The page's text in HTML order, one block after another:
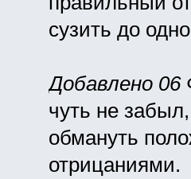
сузить до
Добавлено 06
чуть не
обмануть
отрицаниями.